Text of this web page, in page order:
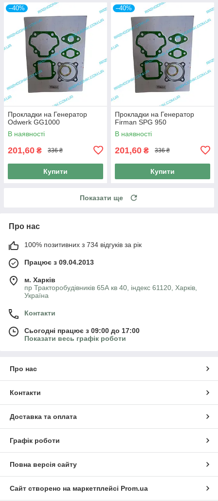
–40%
Прокладки на Генератор
Odwerk GG1000
В наявності
201,60 ₴ 336 ₴
Купити
–40%
Прокладки на Генератор
Firman SPG 950
В наявності
201,60 ₴ 336 ₴
Купити
Показати ще
Про нас
100% позитивних з 734 відгуків за рік
Працює з 09.04.2013
м. Харків
пр Тракторобудівників 65А кв 40, індекс 61120, Харків,
Україна
Контакти
Сьогодні працює з 09:00 до 17:00
Показати весь графік роботи
Про нас
Контакти
Доставка та оплата
Графік роботи
Повна версія сайту
Сайт створено на маркетплейсі Prom.ua